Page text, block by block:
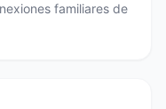
familiares de